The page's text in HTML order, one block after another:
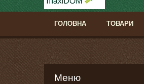
ГОЛОВНА ТОВАРИ